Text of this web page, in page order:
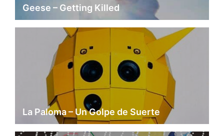
Geese – Getting Killed
La Paloma – Un Golpe de Suerte